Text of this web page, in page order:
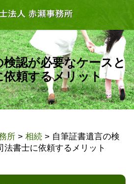
検認が必要なケースと
依頼するメリット
所 > 相続 > 自筆証書遺言の検
法書士に依頼するメリット